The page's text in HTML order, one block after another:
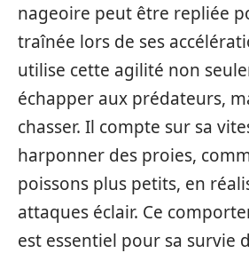
nageoire peut être repliée
traînée lors de ses
utilise cette agilité non
échapper aux prédateurs,
chasser. Il compte sur sa
harponner des proies,
poissons plus petits, en
attaques éclair. Ce
est essentiel pour sa survie